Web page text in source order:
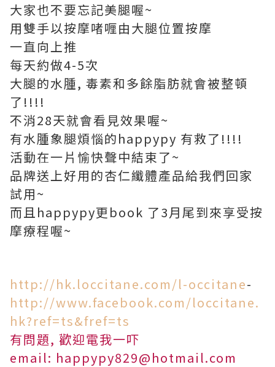
大家也不要忘記美腿喔~
用雙手以按摩啫喱由大腿位置按摩
一直向上推
每天約做4-5次
大腿的水腫, 毒素和多餘脂肪就會被整頓
了!!!!
不消28天就會看見效果喔~
有水腫象腿煩惱的happypy 有救了!!!!
活動在一片愉快聲中結束了~
品牌送上好用的杏仁纖體產品給我們回家
試用~
而且happypy更book 了3月尾到來享受按
摩療程喔~
http://hk.loccitane.com/l-occitane-
http://www.facebook.com/loccitane.
hk?ref=ts&fref=ts
有問題, 歡迎電我一吓
email: happypy829@hotmail.com